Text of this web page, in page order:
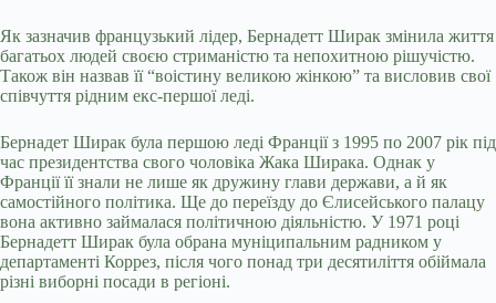
Як зазначив французький лідер, Бернадетт Ширак змінила життя
багатьох людей своєю стриманістю та непохитною рішучістю.
Також він назвав її “воістину великою жінкою” та висловив свої
співчуття рідним екс-першої леді.
Бернадет Ширак була першою леді Франції з 1995 по 2007 рік під
час президентства свого чоловіка Жака Ширака. Однак у
Франції її знали не лише як дружину глави держави, а й як
самостійного політика. Ще до переїзду до Єлисейського палацу
вона активно займалася політичною діяльністю. У 1971 році
Бернадетт Ширак була обрана муніципальним радником у
департаменті Коррез, після чого понад три десятиліття обіймала
різні виборні посади в регіоні.